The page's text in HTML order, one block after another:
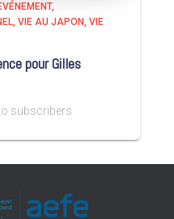
VIE AU JAPON VIE
pour Gilles
subscribers